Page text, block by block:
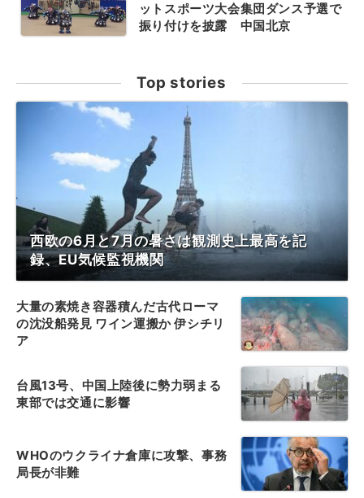
ットスポーツ大会集団ダンス予選で
振り付けを披露 中国北京
Top stories
西欧の6月と7月の暑さは観測史上最高を記
録、EU気候監視機関
大量の素焼き容器積んだ古代ローマ
の沈没船発見 ワイン運搬か 伊シチリ
ア
台風13号、中国上陸後に勢力弱まる
東部では交通に影響
WHOのウクライナ倉庫に攻撃、事務
局長が非難